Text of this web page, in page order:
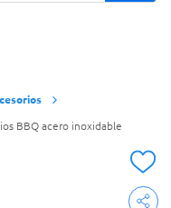
BBQ acero inoxidable